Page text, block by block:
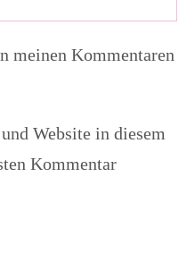
meinen Kommentaren
Website in diesem
Kommentar